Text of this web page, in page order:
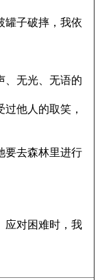
罐子破摔，我依
、无光、无语的
他人的取笑，
要去森林里进行
应对困难时，我